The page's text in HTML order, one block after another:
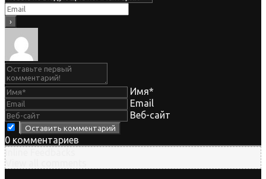
Имя*
Email
Веб-сайт
0 комментариев